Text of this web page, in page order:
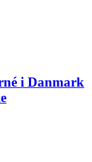
i Danmark